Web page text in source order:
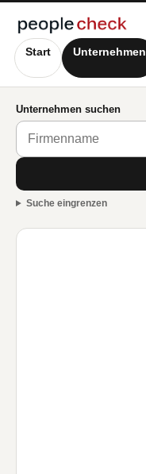
Start Unternehmen
Unternehmen suchen
Suche eingrenzen